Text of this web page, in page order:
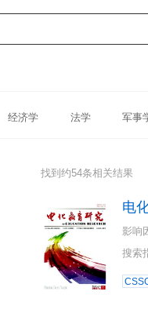
经济学 法学 军事
找到约54条相关结果
电
影响
搜索